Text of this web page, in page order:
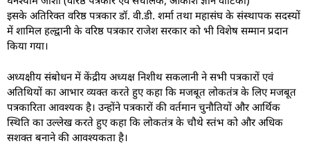
इसके अतिरिक्त वरिष्ठ पत्रकार डॉ. वी.डी. शर्मा तथा महासंघ के संस्थापक सदस्यों
में शामिल हल्द्वानी के वरिष्ठ पत्रकार राजेश सरकार को भी विशेष सम्मान प्रदान
किया गया।
अध्यक्षीय संबोधन में केंद्रीय अध्यक्ष निशीथ सकलानी ने सभी पत्रकारों एवं
अतिथियों का आभार व्यक्त करते हुए कहा कि मजबूत लोकतंत्र के लिए मजबूत
पत्रकारिता आवश्यक है। उन्होंने पत्रकारों की वर्तमान चुनौतियों और आर्थिक
स्थिति का उल्लेख करते हुए कहा कि लोकतंत्र के चौथे स्तंभ को और अधिक
सशक्त बनाने की आवश्यकता है।